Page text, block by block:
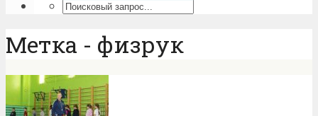
Метка - физрук